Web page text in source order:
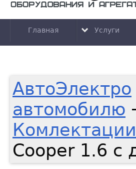
Главная Услуги
АвтоЭлектро
автомобилю
Cooper 1.6 с